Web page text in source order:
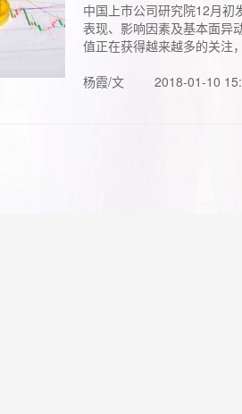
中国上市公司研究院12月初
表现、影响因素及基本面异
值正在获得越来越多的关注
杨霞/文
2018-01-10